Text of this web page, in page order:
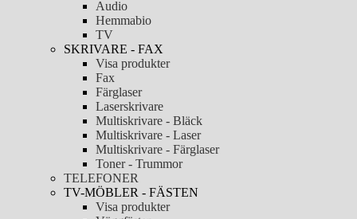
Audio
Hemmabio
TV
SKRIVARE - FAX
Visa produkter
Fax
Färglaser
Laserskrivare
Multiskrivare - Bläck
Multiskrivare - Laser
Multiskrivare - Färglaser
Toner - Trummor
TELEFONER
TV-MÖBLER - FÄSTEN
Visa produkter